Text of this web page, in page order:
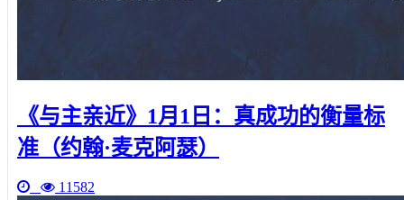
《与主亲近》1月1日：真成功的衡量标
准（约翰·麦克阿瑟）
11582